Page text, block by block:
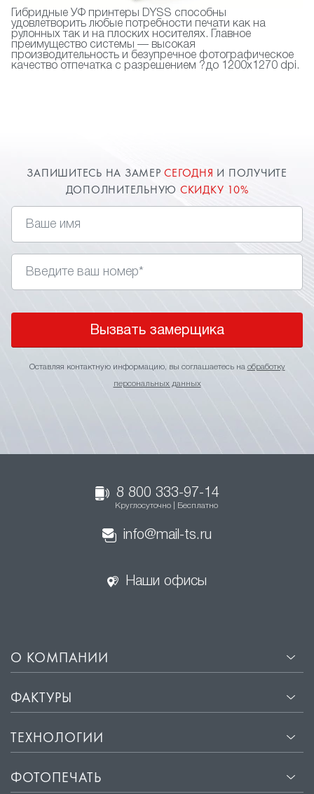
Гибридные УФ принтеры DYSS способны
удовлетворить любые потребности печати как на
рулонных так и на плоских носителях. Главное
преимущество системы — высокая
производительность и безупречное фотографическое
качество отпечатка с разрешением ?до 1200х1270 dpi.
ЗАПИШИТЕСЬ НА ЗАМЕРСЕГОДНЯ И ПОЛУЧИТЕ
ДОПОЛНИТЕЛЬНУЮ СКИДКУ 10%
Вызвать замерщика
Оставляя контактную информацию, вы соглашаетесь на обработку
персональных данных
8 800 333-97-14
Круглосуточно | Бесплатно
info@mail-ts.ru
Наши офисы
О КОМПАНИИ
ФАКТУРЫ
ТЕХНОЛОГИИ
ФОТОПЕЧАТЬ